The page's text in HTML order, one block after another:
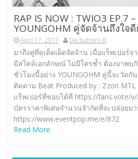
RAP IS NOW : TWIO3 EP.7
YOUNGOHM คู่จัดจ้านถึงใจดี
April 17, 2017 Dechathorn B
มาถึงคู่ที่ดุเด็ดเผ็ดจัดจ้าน เมื่อแร็พเปอร์จ
มีสไตล์เอกลักษณ์ ไม่มีใครซ้ำ ต้องมาพบ
ชั่วโมงนี้อย่าง YOUNGOHM คู่นี้จะวัดกั
ติดตาม Beat Produced by : Zzon
แร็พเปอร์ที่ชอบได้ที่ https://fans.vote/
บัตรราคาพิเศษจำนวนจำกัดที่จะปล่อยม
https://www.eventpop.me/e/872
Read More